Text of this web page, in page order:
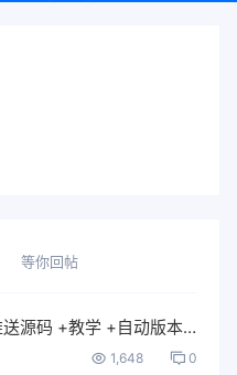
等你回帖
公众号天气+星座推送源码 +教学 +自动版本 + PHP版本
1,648 0